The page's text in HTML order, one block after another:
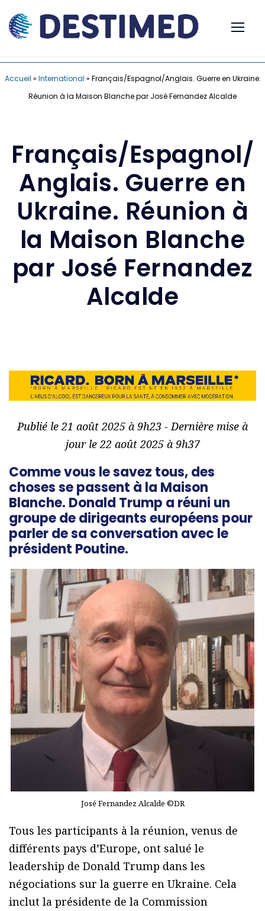
Accueil » International » Français/Espagnol/Anglais. Guerre en Ukraine.
Réunion à la Maison Blanche par José Fernandez Alcalde
Français/Espagnol/
Anglais. Guerre en
Ukraine. Réunion à
la Maison Blanche
par José Fernandez
Alcalde
Publié le 21 août 2025 à 9h23 - Dernière mise à
jour le 22 août 2025 à 9h37
Comme vous le savez tous, des
choses se passent à la Maison
Blanche. Donald Trump a réuni un
groupe de dirigeants européens pour
parler de sa conversation avec le
président Poutine.
José Fernandez Alcalde ©DR
Tous les participants à la réunion, venus de
différents pays d’Europe, ont salué le
leadership de Donald Trump dans les
négociations sur la guerre en Ukraine. Cela
inclut la présidente de la Commission